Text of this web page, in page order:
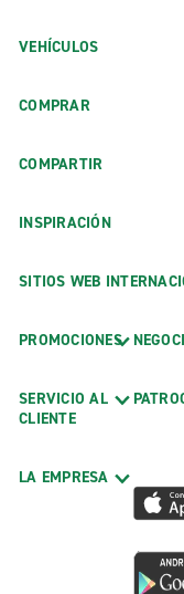
VEHÍCULOS
COMPRAR
COMPARTIR
INSPIRACIÓN
SITIOS WEB
PROMOCIONES
SERVICIO AL
CLIENTE
LA EMPRESA